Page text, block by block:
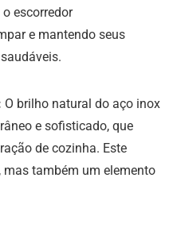
escorredor
e mantendo seus
O brilho natural do aço inox
e sofisticado, que
de cozinha. Este
mas também um elemento